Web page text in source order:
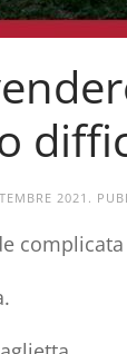
2021 .